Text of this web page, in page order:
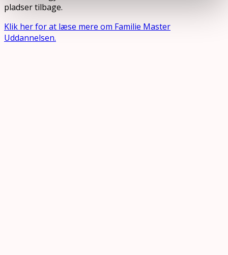
pladser tilbage.
Klik her for at læse mere om Familie Master
Uddannelsen.